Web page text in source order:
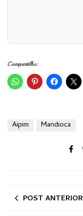
Compartilhe:
Aipim Mandioca
POST ANTERIOR